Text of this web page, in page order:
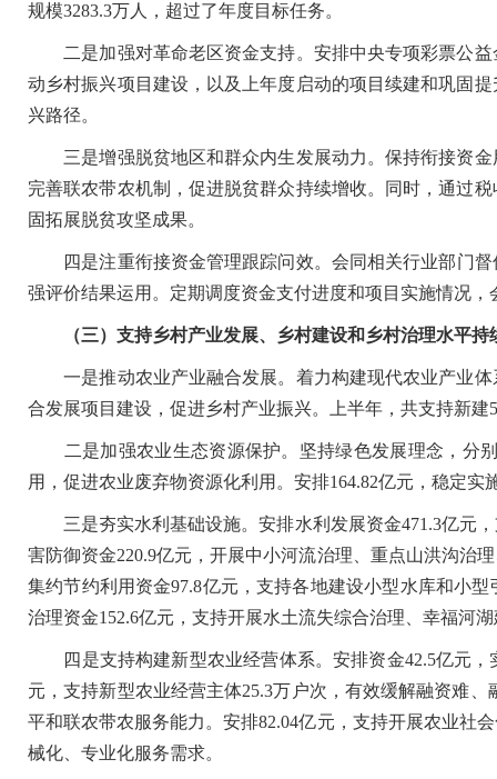
规模3283.3万人，超过了年度目标任务。
二是加强对革命老区资金支持。安排中央专项彩票公益
动乡村振兴项目建设，以及上年度启动的项目续建和巩固
兴路径。
三是增强脱贫地区和群众内生发展动力。保持衔接资金
完善联农带农机制，促进脱贫群众持续增收。同时，通过
固拓展脱贫攻坚成果。
四是注重衔接资金管理跟踪问效。会同相关行业部门督
强评价结果运用。定期调度资金支付进度和项目实施情况
（三）支持乡村产业发展、乡村建设和乡村治理水平持
一是推动农业产业融合发展。着力构建现代农业产业体
合发展项目建设，促进乡村产业振兴。上半年，共支持新
二是加强农业生态资源保护。坚持绿色发展理念，分别
用，促进农业废弃物资源化利用。安排164.82亿元，稳定
三是夯实水利基础设施。安排水利发展资金471.3亿元，
害防御资金220.9亿元，开展中小河流治理、重点山洪沟治
集约节约利用资金97.8亿元，支持各地建设小型水库和小
治理资金152.6亿元，支持开展水土流失综合治理、幸福河
四是支持构建新型农业经营体系。安排资金42.5亿元，
元，支持新型农业经营主体25.3万户次，有效缓解融资难
平和联农带农服务能力。安排82.04亿元，支持开展农业社
械化、专业化服务需求。